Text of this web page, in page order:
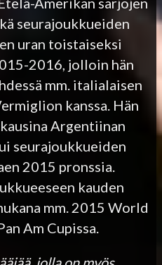
seurajoukkueiden
uran toistaiseksi
2016, jolloin hän
mm. italialaisen
kanssa. Hän
Argentiinan
seurajoukkueiden
2015 pronssia.
kauden
mm. 2015 World
Am Cupissa.